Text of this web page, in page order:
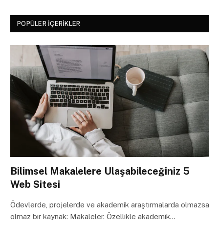
POPÜLER İÇERIKLER
Bilimsel Makalelere Ulaşabileceğiniz 5
Web Sitesi
Ödevlerde, projelerde ve akademik araştırmalarda olmazsa
olmaz bir kaynak: Makaleler. Özellikle akademik…